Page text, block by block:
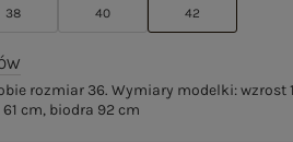
38 40 42
rozmiar 36. Wymiary modelki: wzrost
cm, biodra 92 cm